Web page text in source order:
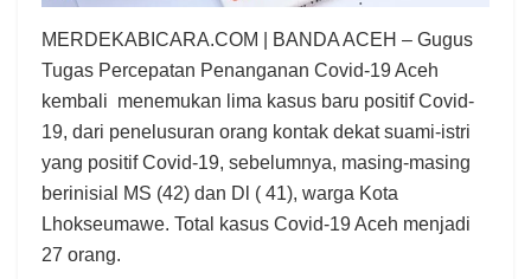
MERDEKABICARA.COM | BANDA ACEH – Gugus
Tugas Percepatan Penanganan Covid-19 Aceh
kembali menemukan lima kasus baru positif Covid-
19, dari penelusuran orang kontak dekat suami-istri
yang positif Covid-19, sebelumnya, masing-masing
berinisial MS (42) dan Dl ( 41), warga Kota
Lhokseumawe. Total kasus Covid-19 Aceh menjadi
27 orang.